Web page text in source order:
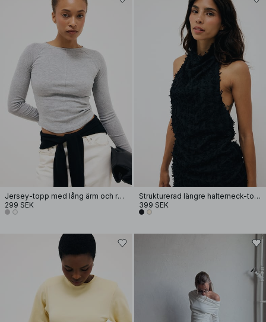
Jersey-topp med lång ärm och rundad fåll
299 SEK
Strukturerad längre halterneck-topp
399 SEK